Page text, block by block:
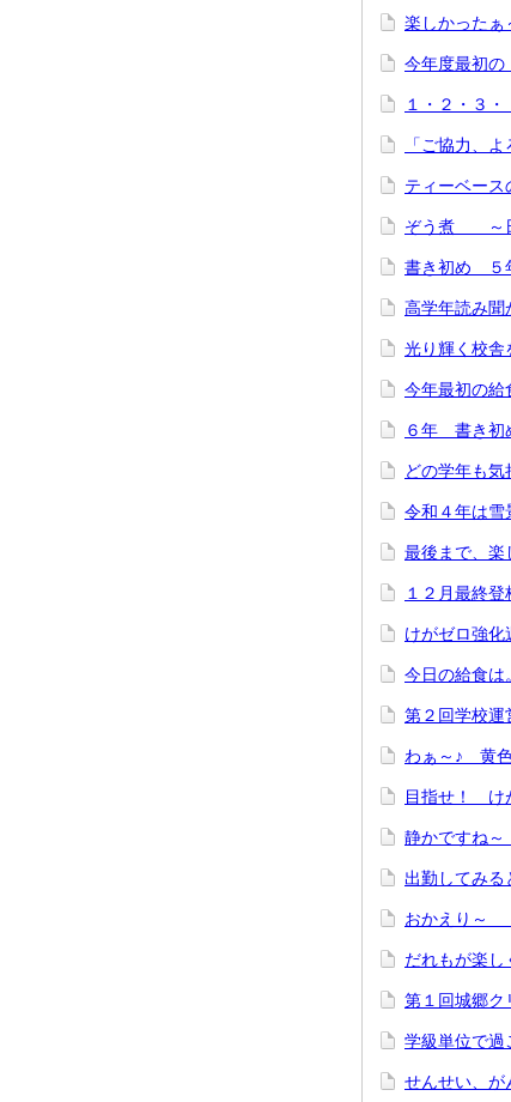
楽しかった
今年度最初の
１・２・３
「ご協力、
ティーベー
ぞう煮 ～日
書き初め ５
高学年読み
光り輝く校舎
今年最初の給
６年 書き初
どの学年も
令和４年は雪
最後まで、楽
１２月最終
けがゼロ強化
今日の給食
第２回学校運
わぁ～♪ 黄
目指せ！
静かですね
出勤してみ
おかえり～
だれもが楽
第１回城郷
学級単位で過
せんせい、